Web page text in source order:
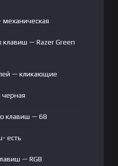
клавиш — Razer Green
— кликающие
клавиш — 68
есть
— RGB